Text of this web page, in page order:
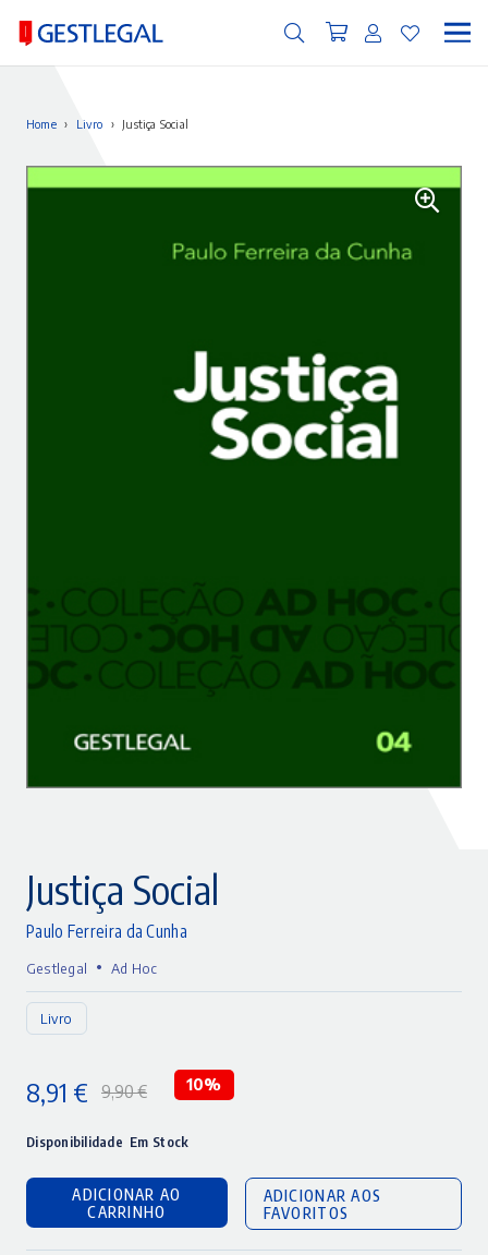
Home › Livro › Justiça Social
Justiça Social
Paulo Ferreira da Cunha
Gestlegal • Ad Hoc
Livro
9,90€
preço
original
era:
9,90 €.
8,91 €
preço
atual
é:
8,91 €.
10%
Disponibilidade Em Stock
ADICIONAR AO
CARRINHO
ADICIONAR AOS
FAVORITOS